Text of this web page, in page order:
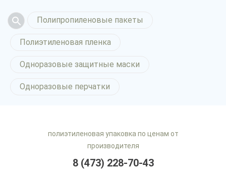
Полипропиленовые пакеты
Полиэтиленовая пленка
Одноразовые защитные маски
Одноразовые перчатки
полиэтиленовая упаковка по ценам от
производителя
8 (473) 228-70-43